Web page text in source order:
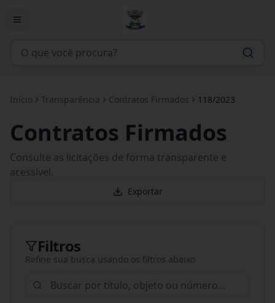
Início Transparência Contratos Firmados 118/2023
Contratos Firmados
Consulte as licitações de forma transparente e
acessível.
Exportar
Filtros
Refine sua busca usando os filtros abaixo